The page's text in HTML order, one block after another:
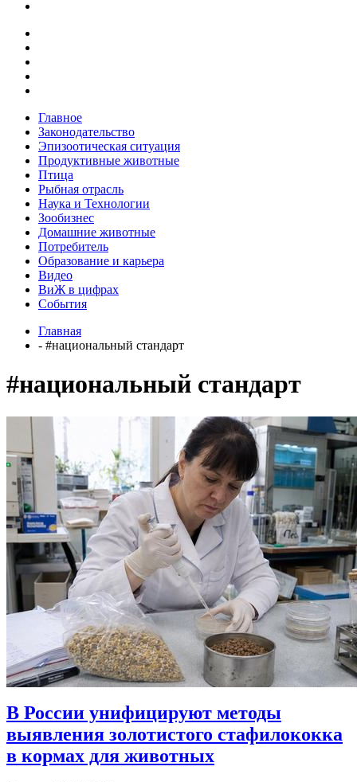
Главное
Законодательство
Эпизоотическая ситуация
Продуктивные животные
Птица
Рыбная отрасль
Наука и Технологии
Зообизнес
Домашние животные
Потребитель
Образование и карьера
Видео
ВиЖ в цифрах
События
Главная
- #национальный стандарт
#национальный стандарт
В России унифицируют методы
выявления золотистого стафилококка
в кормах для животных